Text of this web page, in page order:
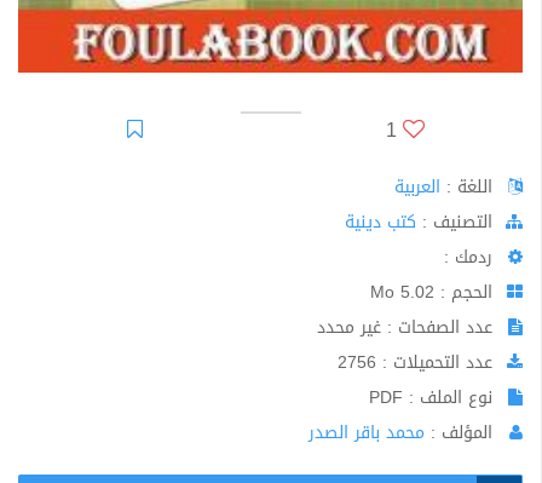
1
اللغة : العربية
اﻟﺘﺼﻨﻴﻒ : كتب دينية
ردمك :
الحجم : 5.02 Mo
عدد الصفحات : غير محدد
عدد التحميلات : 2756
نوع الملف : PDF
المؤلف : محمد باقر الصدر